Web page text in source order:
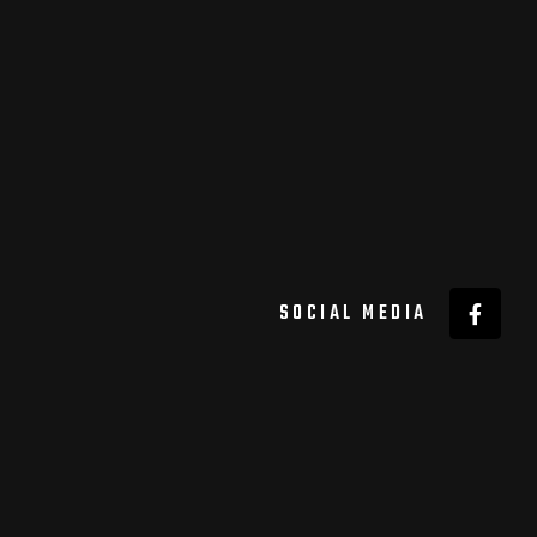
SOCIAL MEDIA